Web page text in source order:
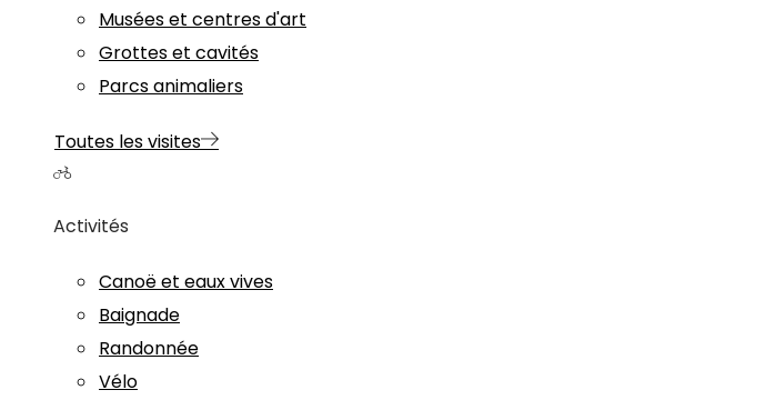
Musées et centres d'art
Grottes et cavités
Parcs animaliers
Toutes les visites
Activités
Canoë et eaux vives
Baignade
Randonnée
Vélo